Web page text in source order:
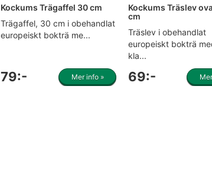
Kockums Trägaffel 30 cm
Trägaffel, 30 cm i obehandlat
europeiskt bokträ me...
79:- Mer info »
Kockums Träslev
cm
Träslev i obehandlat
europeiskt bokträ
kla...
69:-